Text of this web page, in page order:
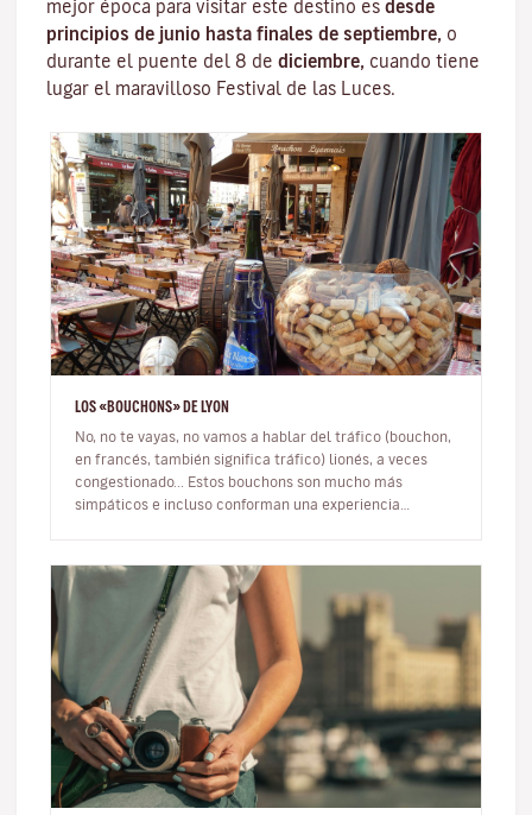
mejor época para visitar este destino es desde
principios de junio hasta finales de septiembre, o
durante el puente del 8 de diciembre, cuando tiene
lugar el maravilloso Festival de las Luces.
LOS «BOUCHONS» DE LYON
No, no te vayas, no vamos a hablar del tráfico (bouchon,
en francés, también significa tráfico) lionés, a veces
congestionado... Estos bouchons son mucho más
simpáticos e incluso conforman una experiencia